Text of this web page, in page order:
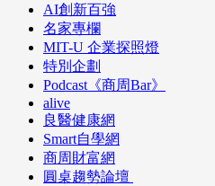
AI創新百強
名家專欄
MIT-U 企業探照燈
特別企劃
Podcast《商周Bar》
alive
良醫健康網
Smart自學網
商周財富網
圓桌趨勢論壇